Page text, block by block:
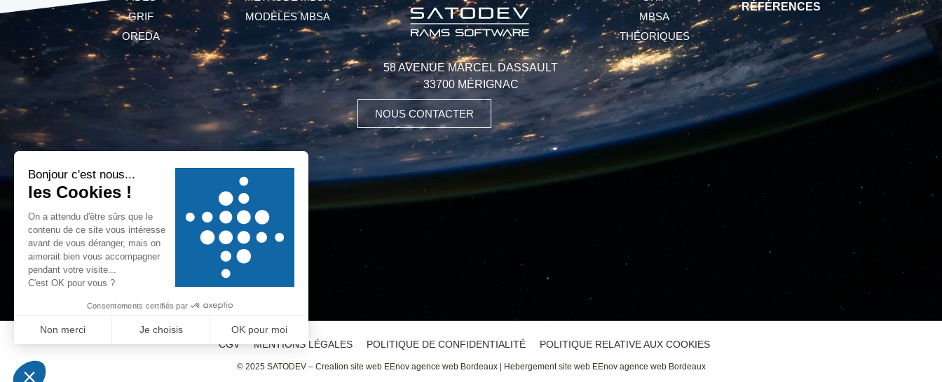
GRIF
OREDA
MODÈLES MBSA
58 AVENUE MARCEL DASSAULT
33700 MÉRIGNAC
NOUS CONTACTER
MBSA
THÉORIQUES
RÉFÉRENCES
CGV MENTIONS LÉGALES POLITIQUE DE CONFIDENTIALITÉ POLITIQUE RELATIVE AUX COOKIES
© 2025 SATODEV – Creation site web EEnov agence web Bordeaux| Hebergement site web EEnov agence web Bordeaux